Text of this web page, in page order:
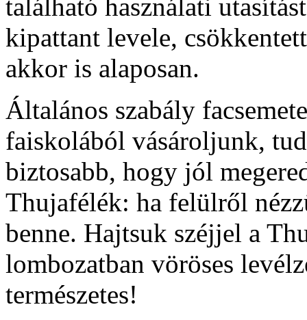
található használati
kipattant levele,
akkor is alaposan.
Általános szabály
faiskolából vásároljunk,
biztosabb, hogy jól
Thujafélék: ha felülről
benne. Hajtsuk széjjel a
lombozatban vöröses
természetes!